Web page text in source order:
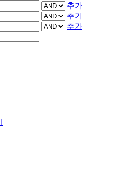
추가
추가
추가